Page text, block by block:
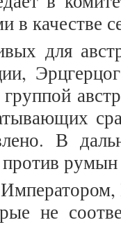
в качестве
для
В
румын
не